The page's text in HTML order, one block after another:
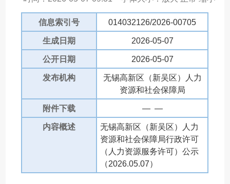
信息索引号 014032126/2026-00705
生成日期 2026-05-07
公开日期 2026-05-07
发布机构
无锡高新区（新吴区）人力
资源和社会保障局
附件下载 — —
内容概述
无锡高新区（新吴区）人力
资源和社会保障局行政许可
（人力资源服务许可）公示
（2026.05.07）